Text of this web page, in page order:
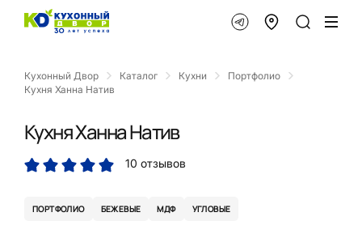
Кухонный Двор Каталог Кухни
Портфолио
Кухня Ханна Натив
Кухня Ханна Натив
10 отзывов
ПОРТФОЛИО БЕЖЕВЫЕ МДФ УГЛОВЫЕ